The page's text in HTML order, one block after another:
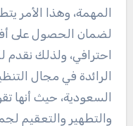
المهمة، وهذا الأمر
لضمان الحصول على
احترافي، ولذلك نقدم
الرائدة في مجال
السعودية، حيث أنها
والتطهير والتعقيم